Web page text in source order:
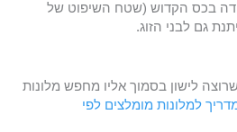
בכס הקדוש (שטח השיפוט של
גם לבני הזוג.
שרוצה לישון בסמוך אליו מחפש מלונות
למלונות מומלצים לפי